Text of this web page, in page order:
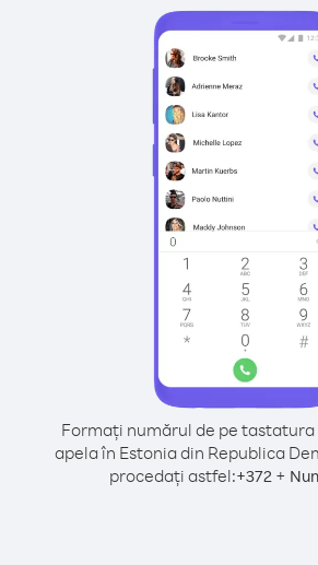
Formați numărul de pe tastatura
apela în Estonia din Republica
procedați astfel:+372+